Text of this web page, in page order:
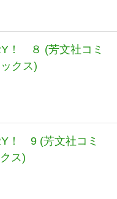
！ ８ (芳文社コミ
クス)
！ 9 (芳文社コミ
ス)